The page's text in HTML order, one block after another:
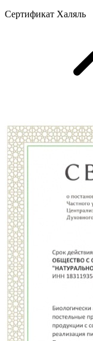
Сертификат Халяль